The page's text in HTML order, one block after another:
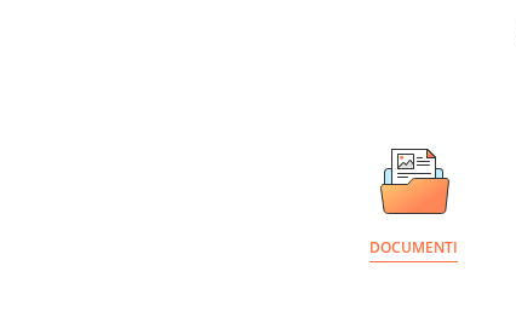
DOCUMENTI